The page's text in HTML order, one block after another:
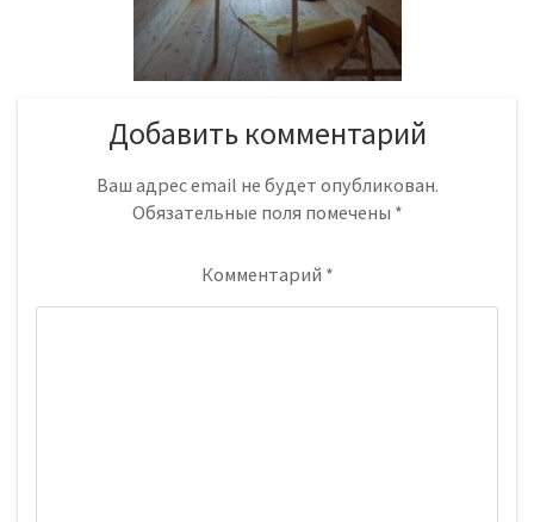
Добавить комментарий
Ваш адрес email не будет опубликован.
Обязательные поля помечены *
Комментарий *